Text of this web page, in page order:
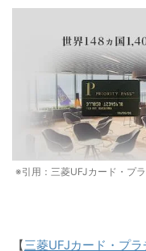
※引用：三菱UFJカード・プ
【三菱UFJカード・プ